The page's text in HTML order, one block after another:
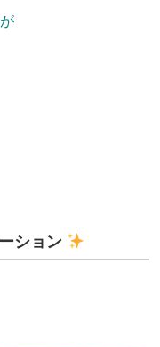
ション